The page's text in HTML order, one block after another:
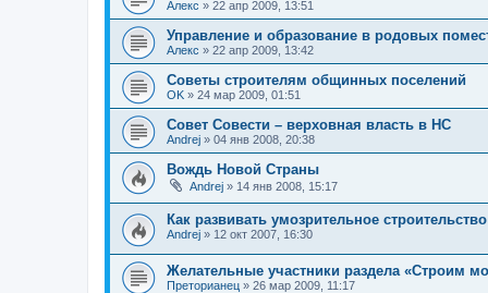
Алекс » 22 апр 2009, 13:51
Управление и образование в родовых
Алекс » 22 апр 2009, 13:42
Советы строителям общинных поселений
OK » 24 мар 2009, 01:51
Совет Совести – верховная власть в НС
Andrej » 04 янв 2008, 20:38
Вождь Новой Страны
Andrej » 14 янв 2008, 15:17
Как развивать умозрительное
Andrej » 12 окт 2007, 16:30
Желательные участники раздела «Строим
Преторианец » 26 мар 2009, 11:17